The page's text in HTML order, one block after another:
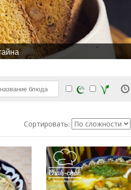
Сортировать: